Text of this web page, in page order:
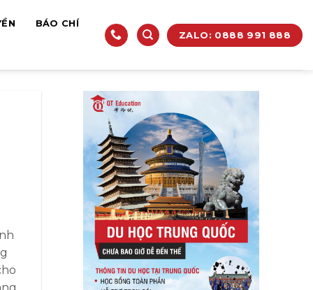
BÁO CHÍ
ZALO: 0888 991 888